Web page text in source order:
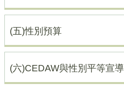
(五)性別預算
(六)CEDAW與性別平等宣導